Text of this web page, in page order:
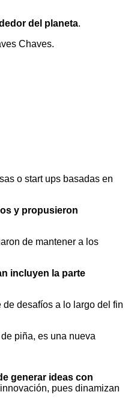
del planeta.
Chaves.
o start ups basadas en
y propusieron
de mantener a los
incluyen la parte
desafíos a lo largo del fin
piña, es una nueva
generar ideas con
pues dinamizan